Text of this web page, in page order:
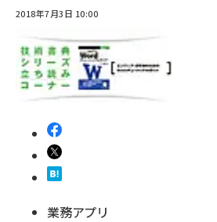
2018年7月3日 10:00
業務アプリ